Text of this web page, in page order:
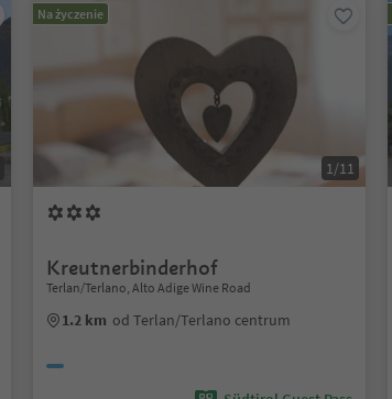
Na życzenie
1/11
Kreutnerbinderhof
Terlan/Terlano, Alto Adige Wine Road
1.2 km od Terlan/Terlano centrum